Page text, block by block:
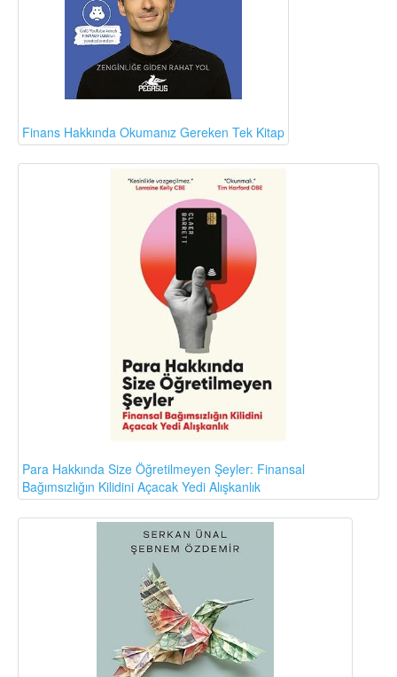
Finans Hakkında Okumanız Gereken Tek Kitap
Para Hakkında Size Öğretilmeyen Şeyler: Finansal
Bağımsızlığın Kilidini Açacak Yedi Alışkanlık